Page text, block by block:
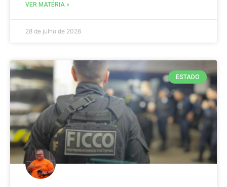
VER MATÉRIA »
28 de julho de 2026
ESTADO